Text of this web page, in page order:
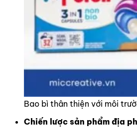
Bao bì thân thiện với môi
Chiến lược sản phẩm địa